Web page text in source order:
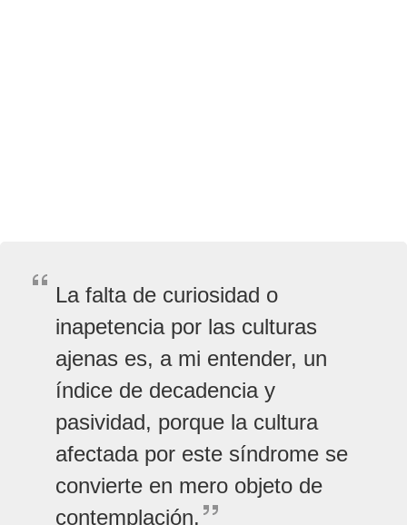
La falta de curiosidad o
inapetencia por las culturas
ajenas es, a mi entender, un
índice de decadencia y
pasividad, porque la cultura
afectada por este síndrome se
convierte en mero objeto de
contemplación.